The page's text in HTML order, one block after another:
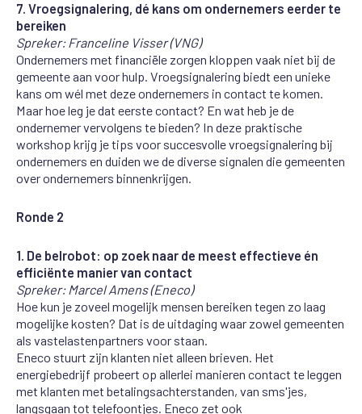
7. Vroegsignalering, dé kans om ondernemers eerder te
bereiken
Spreker: Franceline Visser (VNG)
Ondernemers met financiële zorgen kloppen vaak niet bij de
gemeente aan voor hulp. Vroegsignalering biedt een unieke
kans om wél met deze ondernemers in contact te komen.
Maar hoe leg je dat eerste contact? En wat heb je de
ondernemer vervolgens te bieden? In deze praktische
workshop krijg je tips voor succesvolle vroegsignalering bij
ondernemers en duiden we de diverse signalen die gemeenten
over ondernemers binnenkrijgen.
Ronde 2
1. De belrobot: op zoek naar de meest effectieve én
efficiënte manier van contact
Spreker: Marcel Amens (Eneco)
Hoe kun je zoveel mogelijk mensen bereiken tegen zo laag
mogelijke kosten? Dat is de uitdaging waar zowel gemeenten
als vastelastenpartners voor staan.
Eneco stuurt zijn klanten niet alleen brieven. Het
energiebedrijf probeert op allerlei manieren contact te leggen
met klanten met betalingsachterstanden, van sms'jes,
langsgaan tot telefoontjes. Eneco zet ook